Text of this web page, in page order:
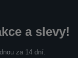
a slevy!
za 14 dní.